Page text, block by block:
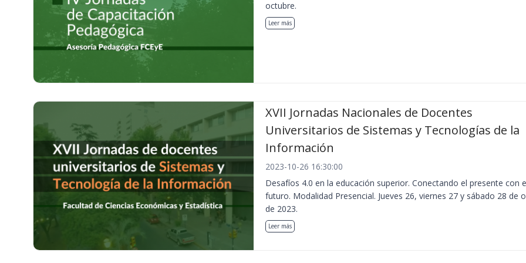
octubre.
Leer más
XVII Jornadas Nacionales de Docentes
Universitarios de Sistemas y Tecnologías de la
Información
2023-10-26 16:30:00
Desafíos 4.0 en la educación superior. Conectando el presente con
futuro. Modalidad Presencial. Jueves 26, viernes 27 y sábado 28 de
de 2023.
Leer más